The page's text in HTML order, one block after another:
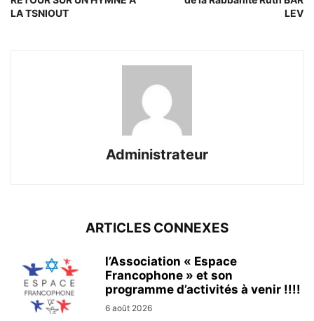
LA TSNIOUT
LEV
Administrateur
ARTICLES CONNEXES
l’Association « Espace
Francophone » et son
programme d’activités à venir !!!!
6 août 2026